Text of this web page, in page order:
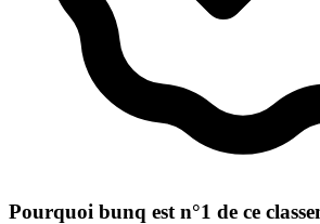
Pourquoi bunq est n°1 de ce